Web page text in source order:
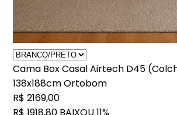
Cama Box Casal Airtech D45
138x188cm Ortobom
R$ 2169,00